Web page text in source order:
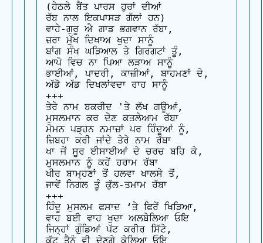
(ਹੇਠਲੇ ਬੈਂਤ ਪਾਰਸ ਹੁਰਾਂ ਦੀਆਂ
ਰੱਬ ਨਾਲ ਇਕਪਾਸੜ ਗੱਲਾਂ ਹਨ)
ਵਾਹੇ-ਗੁਰੂ ਐ ਗਾਡ ਭਗਵਾਨ ਰੱਬਾ,
ਜ਼ਰਾ ਮੁੱਖ ਦਿਖਾਅ ਖੁਦਾ ਸਾਨੂੰ
ਬਾਂਗ ਸੰਖ ਘੜਿਆਲ ਤੇ ਗਿਰਗਟਾਂ ਤੂੰ,
ਆਪੋ ਵਿਚ ਨਾ ਪਿਆ ਲੜਾਅ ਸਾਨੂੰ
ਭਾਈਆਂ, ਪਾਦਰੀ, ਕਾਜ਼ੀਆਂ, ਬਾਹਮਣਾਂ ਦੇ,
ਅੱਡੋ ਅੱਡ ਦਿਖਲਾਂਵਦਾ ਰਾਹ ਸਾਨੂੰ
+++
ਤੇਰੇ ਨਾਮ ਬਕਰੀਦ 'ਤੇ ਲੱਖ ਗਊਆਂ,
ਮੁਸਲਮਾਨ ਕਰ ਦੇਣ ਕਤਲੇਆਮ ਰੱਬਾ
ਮੋਮਨ ਪੜ੍ਹਨ ਨਮਾਜ਼ਾਂ ਪਰ ਹਿੰਦੂਆਂ ਨੂੰ,
ਜ਼ਿਬਹਾ ਕਰੀ ਜਾਂਦੇ ਤੇਰੇ ਨਾਮ ਰੱਬਾ
ਖਾ ਜੇਂ ਸੂਰ ਈਸਾਈਆਂ ਦੇ ਚਰਚ ਬਹਿ ਕੇ,
ਮੁਸਲਮਾਨ ਨੂੰ ਕਹੇਂ ਹਰਾਮ ਰੱਬਾ
ਖੀਰ ਬਾਮ੍ਹਣਾਂ ਤੋਂ ਹਲਵਾ ਖਾਲਸੇ ਤੋਂ,
ਜਾਵੇਂ ਨਿਗਲ ਤੂੰ ਕੁੱਲ-ਤਮਾਮ ਰੱਬਾ
+++
ਹਿੰਦੂ ਮੁਸਲਮ ਫਸਾਦ ‘ਤੇ ਫਿਰੇਂ ਖਿੜਿਆ,
ਵਾਹ ਬਈ ਵਾਹ ਖੁਦਾ ਅਲਬੇਲਿਆ ਓਇ
ਜਿਨ੍ਹਾਂ ਗੁੰਡਿਆਂ ਪੱਟ ਕਰੀਰ ਸਿੱਟੇ,
ਕੱਟ ਤੈਨੂੰ ਵੀ ਦੇਣਗੇ ਕੇਲਿਆ ਓਇ